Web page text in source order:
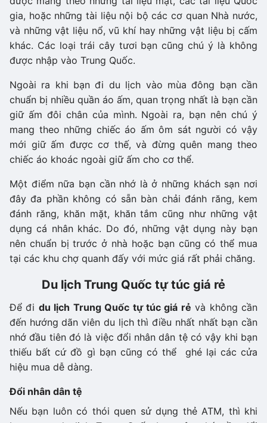
gia, hoặc những tài liệu nội bộ các cơ quan Nhà nước,
và những vật liệu nổ, vũ khí hay những vật liệu bị cấm
khác. Các loại trái cây tươi bạn cũng chú ý là không
được nhập vào Trung Quốc.
Ngoài ra khi bạn đi du lịch vào mùa đông bạn cần
chuẩn bị nhiều quần áo ấm, quan trọng nhất là bạn cần
giữ ấm đôi chân của mình. Ngoài ra, bạn nên chú ý
mang theo những chiếc áo ấm ôm sát người có vậy
mới giữ ấm được cơ thế, và đừng quên mang theo
chiếc áo khoác ngoài giữ ấm cho cơ thể.
Một điểm nữa bạn cần nhớ là ở những khách sạn nơi
đây đa phần không có sẵn bàn chải đánh răng, kem
đánh răng, khăn mặt, khăn tắm cũng như những vật
dụng cá nhân khác. Do đó, những vật dụng này bạn
nên chuẩn bị trước ở nhà hoặc bạn cũng có thể mua
tại các khu chợ quanh đấy với mức giá rất phải chăng.
Du lịch Trung Quốc tự túc giá rẻ
Để đi du lịch Trung Quốc tự túc giá rẻ và không cần
đến hướng dãn viên du lịch thì điều nhất nhất bạn cần
nhớ đầu tiên đó là việc đổi nhân dân tệ có vậy khi bạn
thiếu bất cứ đồ gì bạn cũng có thể ghé lại các cửa
hiệu mua dễ dàng.
Đổi nhân dân tệ
Nếu bạn luôn có thói quen sử dụng thẻ ATM, thì khi